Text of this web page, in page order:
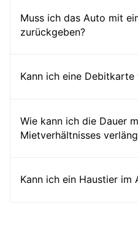
Muss ich das Auto mit
zurückgeben?
Kann ich eine Debitkarte
Wie kann ich die Dauer
Mietverhältnisses
Kann ich ein Haustier